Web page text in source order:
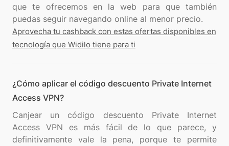
que te ofrecemos en la web para que también
Aprovecha tu cashback con estas ofertas disponibles en
tecnología que Widilo tiene para ti
¿Cómo aplicar el código descuento Private Internet
Access VPN?
Canjear un código descuento Private Internet
Access VPN es más fácil de lo que parece, y
definitivamente vale la pena, porque te permite